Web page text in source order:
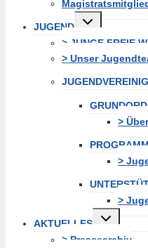
JUGEND
Untermenü
erweitern
> JUNGE FREIE
> Unser
>
>
>
AKTUELLES
Untermenü
erweitern
> Pressearchiv